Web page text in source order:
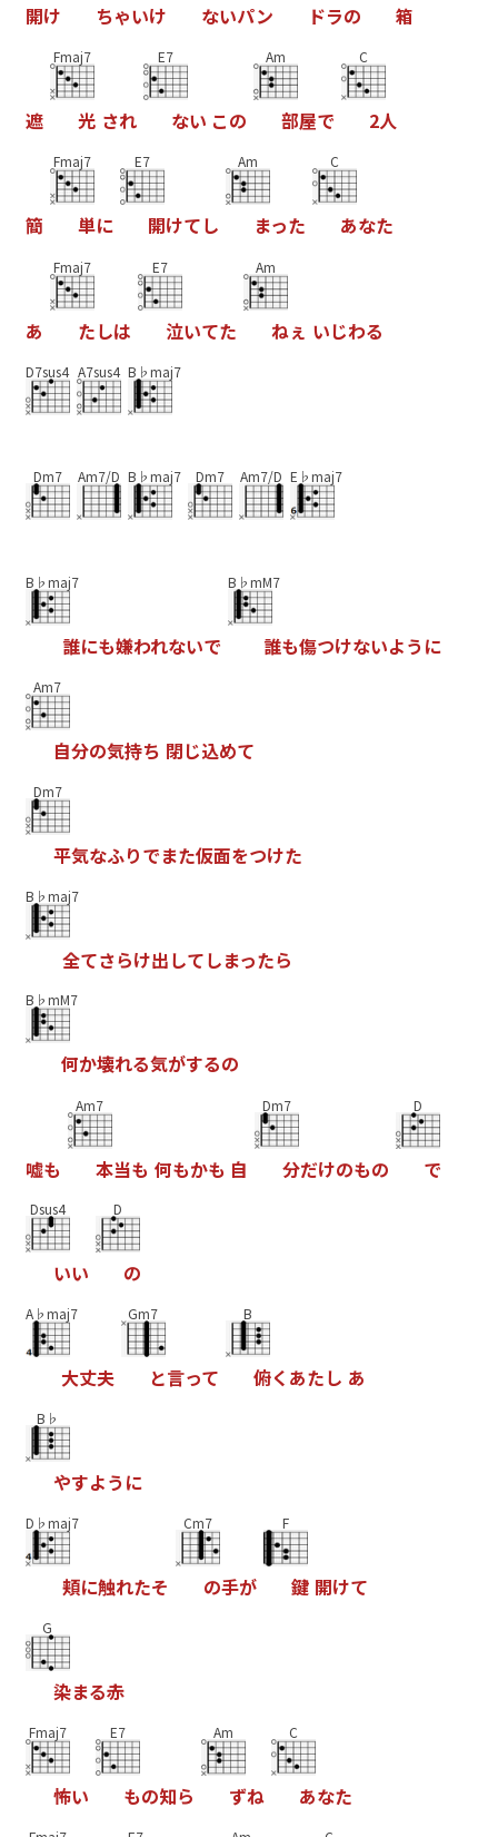
開け ちゃいけ ないパン ドラの 箱
遮
Fmaj7
光 され
E7
ない この
Am
部屋で
C
2人
簡
Fmaj7
単に
E7
開けてし
Am
まった
C
あなた
あ
Fmaj7
たしは
E7
泣いてた
Am
ねぇ いじわる
D7sus4 A7sus4 B♭maj7
Dm7 Am7/D B♭maj7 Dm7 Am7/D E♭maj7
B♭maj7
誰にも嫌われないで
B♭mM7
誰も傷つけないよう に
Am7
自分の気持ち 閉じ込めて
Dm7
平気なふりでまた仮面をつけた
B♭maj7
全てさらけ出してしまったら
B♭mM7
何か壊れる気がするの
嘘も
Am7
本当も 何もかも 自
Dm7
分だけのもの
D
で
Dsus4
いい
D
の
A♭maj7
大丈夫
Gm7
と言って
B
俯く あたし あ
B♭
やすよう に
D♭maj7
頬に触れたそ
Cm7
の手が
F
鍵 開けて
G
染まる赤
Fmaj7
怖い
E7
もの知ら
Am
ずね
C
あなた